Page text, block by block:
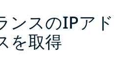
ンスのIPアド
を取得